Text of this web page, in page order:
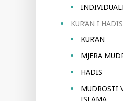
KUR’AN I HADIS
KUR’AN
MJERA
HADIS
MUDROSTI